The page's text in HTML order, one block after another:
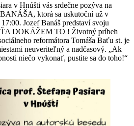
v Hnúšti vás srdečne pozýva na
ktorá sa uskutoční už v
Jozef Banáš predstaví svoju
DOKÁŽEM TO ! Životný príbeh
reformátora Tomáša Baťu st. je
neuveriteľný a nadčasový. „Ak
niečo vykonať, pustite sa do toho!“